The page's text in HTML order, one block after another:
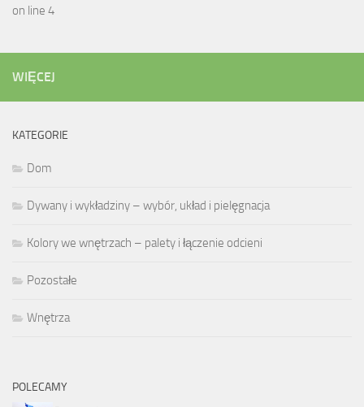
on line 4
WIĘCEJ
KATEGORIE
Dom
Dywany i wykładziny – wybór, układ i pielęgnacja
Kolory we wnętrzach – palety i łączenie odcieni
Pozostałe
Wnętrza
POLECAMY